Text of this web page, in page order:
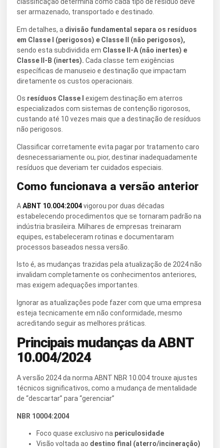
classificação determina como cada tipo de resíduo deve
ser armazenado, transportado e destinado.
Em detalhes, a divisão fundamental separa os resíduos
em Classe I (perigosos) e Classe II (não perigosos),
sendo esta subdividida em Classe II-A (não inertes) e
Classe II-B (inertes). Cada classe tem exigências
específicas de manuseio e destinação que impactam
diretamente os custos operacionais.
Os resíduos Classe I exigem destinação em aterros
especializados com sistemas de contenção rigorosos,
custando até 10 vezes mais que a destinação de resíduos
não perigosos.
Classificar corretamente evita pagar por tratamento caro
desnecessariamente ou, pior, destinar inadequadamente
resíduos que deveriam ter cuidados especiais.
Como funcionava a versão anterior
AABNT 10.004:2004vigorou por duas décadas
estabelecendo procedimentos que se tornaram padrão na
indústria brasileira. Milhares de empresas treinaram
equipes, estabeleceram rotinas e documentaram
processos baseados nessa versão.
Isto é, as mudanças trazidas pela atualização de 2024 não
invalidam completamente os conhecimentos anteriores,
mas exigem adequações importantes.
Ignorar as atualizações pode fazer com que uma empresa
esteja tecnicamente em não conformidade, mesmo
acreditando seguir as melhores práticas.
Principais mudanças da ABNT
10.004/2024
A versão 2024 da norma ABNT NBR 10.004 trouxe ajustes
técnicos significativos, como a mudança de mentalidade
de “descartar” para “gerenciar”
NBR 10004:2004
Foco quase exclusivo na periculosidade
Visão voltada ao destino final (aterro/incineração)